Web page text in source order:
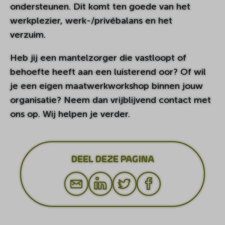
ondersteunen. Dit komt ten goede van het
werkplezier, werk-/privébalans en het
verzuim.
Heb jij een mantelzorger die vastloopt of
behoefte heeft aan een luisterend oor? Of wil
je een eigen maatwerkworkshop binnen jouw
organisatie? Neem dan vrijblijvend contact met
ons op. Wij helpen je verder.
DEEL DEZE PAGINA